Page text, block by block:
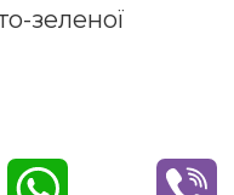
зеленої